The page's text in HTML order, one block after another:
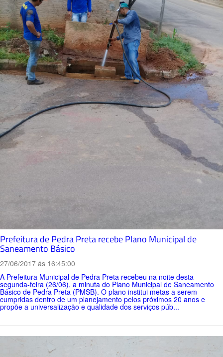
Prefeitura de Pedra Preta recebe Plano Municipal de
Saneamento Básico
27/06/2017 ás 16:45:00
A Prefeitura Municipal de Pedra Preta recebeu na noite desta
segunda-feira (26/06), a minuta do Plano Municipal de Saneamento
Básico de Pedra Preta (PMSB). O plano institui metas a serem
cumpridas dentro de um planejamento pelos próximos 20 anos e
propõe a universalização e qualidade dos serviços púb...